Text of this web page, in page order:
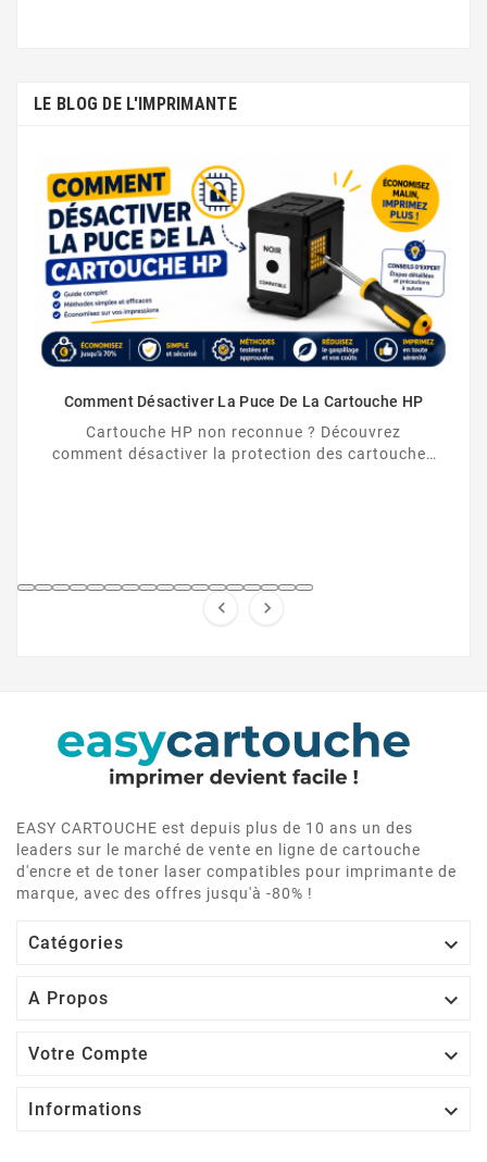
LE BLOG DE L'IMPRIMANTE
Comment Désactiver La Puce De La Cartouche HP
Cartouche HP non reconnue ? Découvrez
comment désactiver la protection des cartouches
 
EASY CARTOUCHE est depuis plus de 10 ans un des
leaders sur le marché de vente en ligne de cartouche
d'encre et de toner laser compatibles pour imprimante de
marque, avec des offres jusqu'à -80% !
Catégories 
A Propos 
Votre Compte 
Informations 